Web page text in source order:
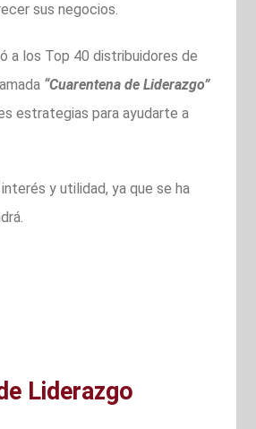
sus negocios.
a los Top 40 distribuidores de
“Cuarentena de Liderazgo”
estrategias para ayudarte a
y utilidad, ya que se ha
Liderazgo